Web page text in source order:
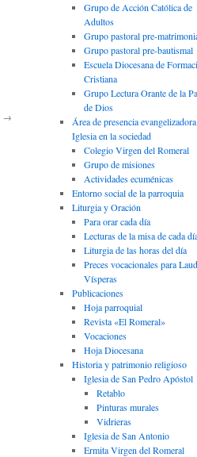
→
Grupo de Acción Católica de
Adultos
Grupo pastoral pre-
Grupo pastoral pre-bautismal
Escuela Diocesana de
Cristiana
Grupo Lectura Orante de la
de Dios
Área de presencia
Iglesia en la sociedad
Colegio Virgen del Romeral
Grupo de misiones
Actividades ecuménicas
Entorno social de la parroquia
Liturgia y Oración
Para orar cada día
Lecturas de la misa de cada
Liturgia de las horas del día
Preces vocacionales para
Vísperas
Publicaciones
Hoja parroquial
Revista «El Romeral»
Vocaciones
Hoja Diocesana
Historia y patrimonio religioso
Iglesia de San Pedro Apóstol
Retablo
Pinturas murales
Vidrieras
Iglesia de San Antonio
Ermita Virgen del Romeral